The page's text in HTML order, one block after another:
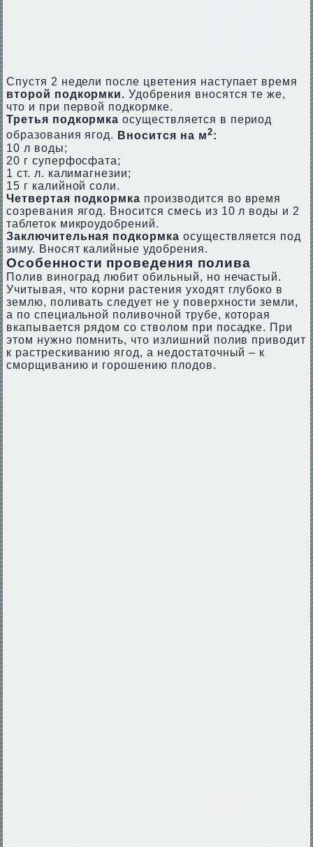
Спустя 2 недели после цветения наступает время
второй подкормки. Удобрения вносятся те же,
что и при первой подкормке.
Третья подкормка осуществляется в период
образования ягод. Вносится на м2:
10 л воды;
20 г суперфосфата;
1 ст. л. калимагнезии;
15 г калийной соли.
Четвертая подкормка производится во время
созревания ягод. Вносится смесь из 10 л воды и 2
таблеток микроудобрений.
Заключительная подкормка осуществляется под
зиму. Вносят калийные удобрения.
Особенности проведения полива
Полив виноград любит обильный, но нечастый.
Учитывая, что корни растения уходят глубоко в
землю, поливать следует не у поверхности земли,
а по специальной поливочной трубе, которая
вкапывается рядом со стволом при посадке. При
этом нужно помнить, что излишний полив приводит
к растрескиванию ягод, а недостаточный – к
сморщиванию и горошению плодов.